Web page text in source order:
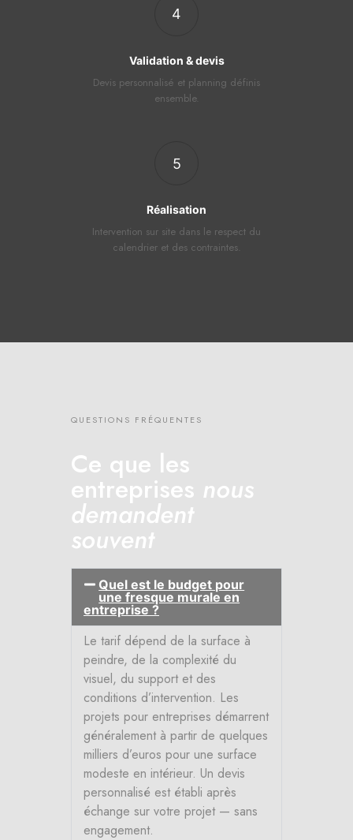
4
Validation & devis
Devis personnalisé et planning définis
ensemble.
5
Réalisation
Intervention sur site dans le respect du
calendrier et des contraintes.
QUESTIONS FRÉQUENTES
Ce que les
entreprises nous
demandent
souvent
Quel est le budget pour
une fresque murale en
entreprise ?
Le tarif dépend de la surface à
peindre, de la complexité du
visuel, du support et des
conditions d’intervention. Les
projets pour entreprises démarrent
généralement à partir de quelques
milliers d’euros pour une surface
modeste en intérieur. Un devis
personnalisé est établi après
échange sur votre projet — sans
engagement.